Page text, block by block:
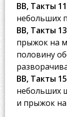
BB, Такты
небольших
BB, Такты
прыжок на
половину
BB, Такты
небольших
и прыжок на